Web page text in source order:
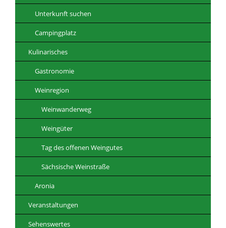
Unterkunft suchen
Campingplatz
Kulinarisches
Gastronomie
Weinregion
Weinwanderweg
Weingüter
Tag des offenen Weingutes
Sächsische Weinstraße
Aronia
Veranstaltungen
Sehenswertes